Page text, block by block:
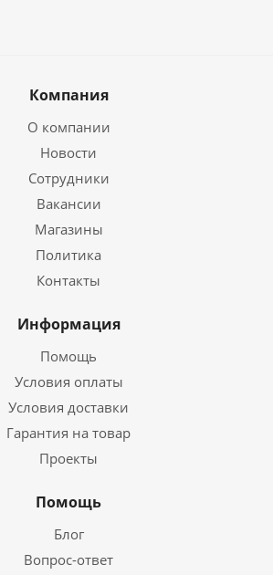
Компания
О компании
Новости
Сотрудники
Вакансии
Магазины
Политика
Контакты
Информация
Помощь
Условия оплаты
Условия доставки
Гарантия на товар
Проекты
Помощь
Блог
Вопрос-ответ